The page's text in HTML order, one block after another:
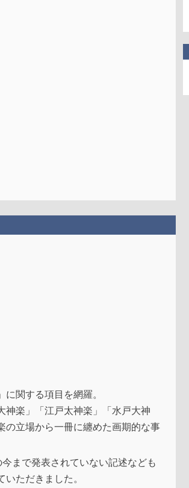
関する項目を網羅。
神楽」「江戸太神楽」「水戸大神
の立場から一冊に纏めた画期的な事
まで発表されていない記述なども
ただきました。